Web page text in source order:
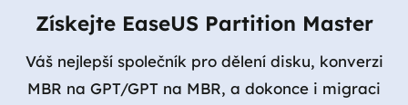
Získejte EaseUS Partition Master
Váš nejlepší společník pro dělení disku, konverzi
MBR na GPT/GPT na MBR, a dokonce i migraci